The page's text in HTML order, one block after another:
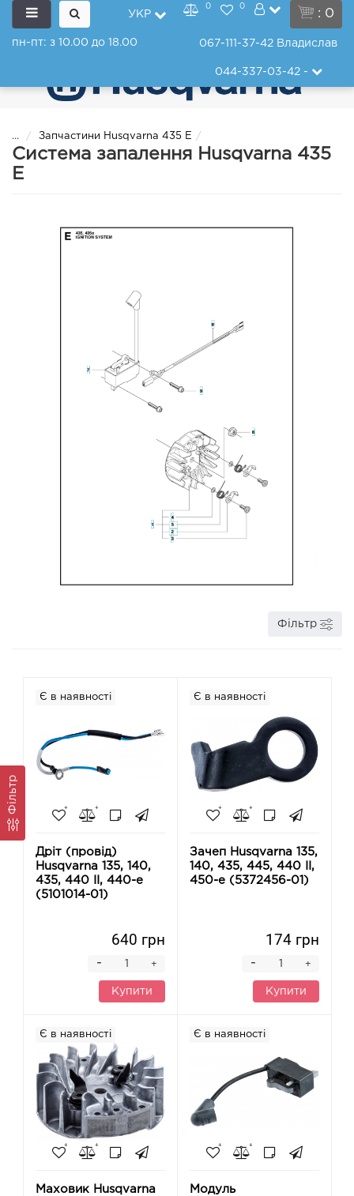
: 0
УКР
0 0
пн-пт: з 10.00 до 18.00 067-111-37-42 Владислав
044-337-03-42-
... Запчастини Husqvarna 435 E
Система запалення Husqvarna 435
E
Фільтр
Фільтр
Є в наявності
Дріт (провід)
Husqvarna 135, 140,
435, 440 II, 440-e
(5101014-01)
640 грн
+
-
Купити
Є в наявності
Зачеп Husqvarna 135,
140, 435, 445, 440 II,
450-e (5372456-01)
174 грн
+
-
Купити
Є в наявності
Маховик Husqvarna
Є в наявності
Модуль